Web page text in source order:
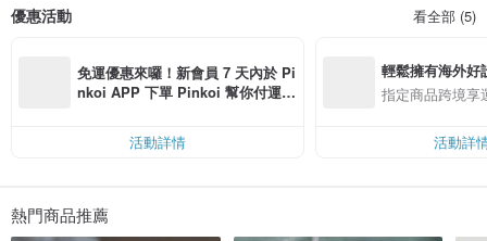
allow savor the pleasure of freedom to create.
優惠活動 看全部 (5)
免運優惠來囉！新會員 7 天內於 Pi
nkoi APP 下單 Pinkoi 幫你付運
活動詳情
輕鬆擁有海外好
指定商品跨境享
活動詳
熱門商品推薦